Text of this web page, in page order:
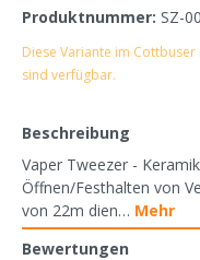
Produktnummer: SZ-
Diese Variante im
sind verfügbar.
Beschreibung
Vaper Tweezer -
Öffnen/Festhalten von
von 22m dien… Mehr
Bewertungen